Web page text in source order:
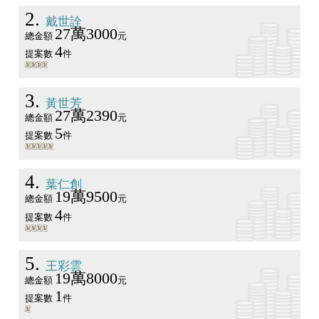
2 戴世詮
總金額 27萬3000元
提案數 4件
3 黃世芳
總金額 27萬2390元
提案數 5件
4 葉仁創
總金額 19萬9500元
提案數 4件
5 王彩雲
總金額 19萬8000元
提案數 1件